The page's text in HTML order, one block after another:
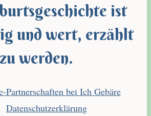
ist
und wert, erzählt
zu werden.
Partnerschaften bei Ich Gebäre
Datenschutzerklärung